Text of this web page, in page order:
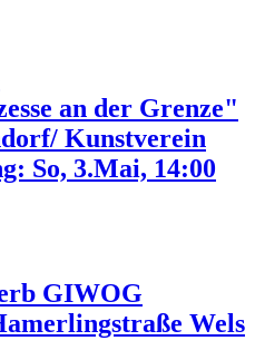
an der Grenze"
Kunstverein
So, 3.Mai, 14:00
GIWOG
Wels